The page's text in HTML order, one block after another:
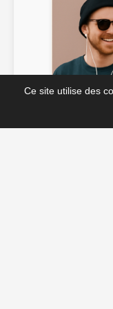
Ce site utilise des